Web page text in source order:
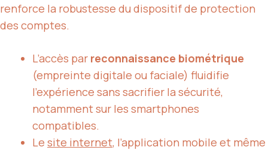
renforce la robustesse du dispositif de protection
des comptes.
L’accès par reconnaissance biométrique
(empreinte digitale ou faciale) fluidifie
l’expérience sans sacrifier la sécurité,
notamment sur les smartphones
compatibles.
Le site internet, l’application mobile et même